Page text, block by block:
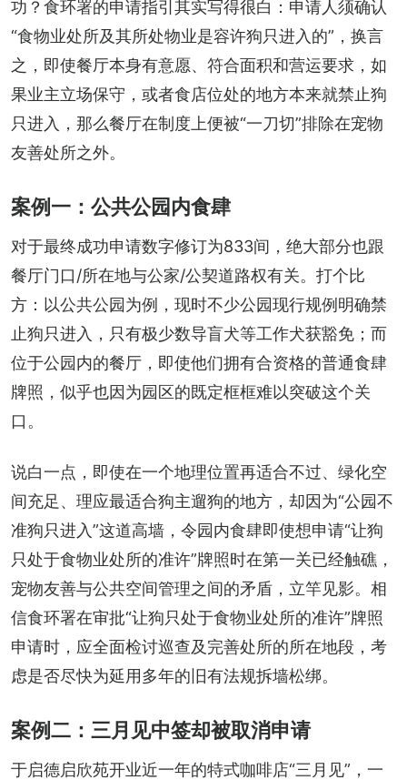
功？食环署的申请指引其实写得很白：申请人须确认
“食物业处所及其所处物业是容许狗只进入的”，换言
之，即使餐厅本身有意愿、符合面积和营运要求，如
果业主立场保守，或者食店位处的地方本来就禁止狗
只进入，那么餐厅在制度上便被“一刀切”排除在宠物
友善处所之外。
案例一：公共公园内食肆
对于最终成功申请数字修订为833间，绝大部分也跟
餐厅门口/所在地与公家/公契道路权有关。打个比
方：以公共公园为例，现时不少公园现行规例明确禁
止狗只进入，只有极少数导盲犬等工作犬获豁免；而
位于公园内的餐厅，即使他们拥有合资格的普通食肆
牌照，似乎也因为园区的既定框框难以突破这个关
口。
说白一点，即使在一个地理位置再适合不过、绿化空
间充足、理应最适合狗主遛狗的地方，却因为“公园不
准狗只进入”这道高墙，令园内食肆即使想申请“让狗
只处于食物业处所的准许”牌照时在第一关已经触礁，
宠物友善与公共空间管理之间的矛盾，立竿见影。相
信食环署在审批“让狗只处于食物业处所的准许”牌照
申请时，应全面检讨巡查及完善处所的所在地段，考
虑是否尽快为延用多年的旧有法规拆墙松绑。
案例二：三月见中签却被取消申请
于启德启欣苑开业近一年的特式咖啡店“三月见”，一